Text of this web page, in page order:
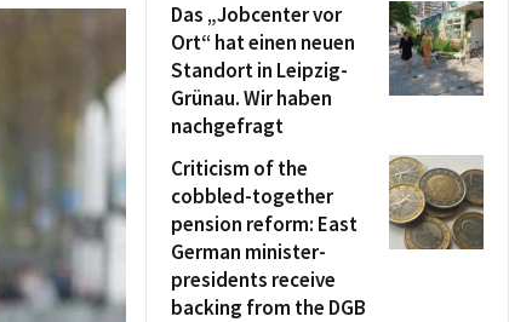
Das „Jobcenter vor
Ort“ hat einen neuen
Standort in Leipzig-
Grünau. Wir haben
nachgefragt
Criticism of the
cobbled-together
pension reform: East
German minister-
presidents receive
backing from the DGB